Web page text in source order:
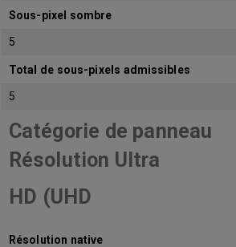
Sous-pixel sombre
5
Total de sous-pixels admissibles
5
Catégorie de panneau
Résolution Ultra
HD (UHD
Résolution native